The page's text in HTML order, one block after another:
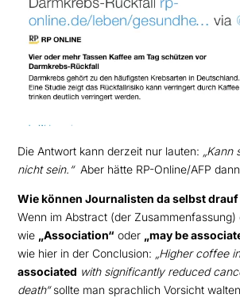
Die Antwort kann derzeit nur lauten: „Kann
nicht sein.“Aber hätte RP-Online/AFP
Wie können Journalisten da selbst
Wenn im Abstract (der
wie „Association“ oder „may be
wie hier in der Conclusion: „Higher coffee
associated with significantly reduced
death“sollte man sprachlich Vorsicht